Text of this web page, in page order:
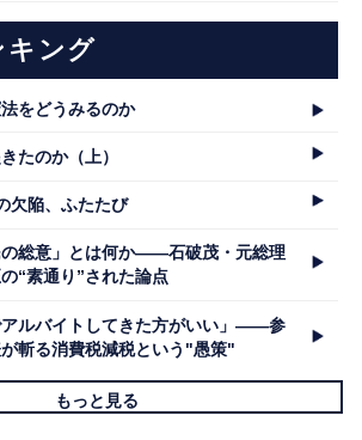
キング
をどうみるのか
たのか（上）
欠陥、ふたたび
の総意」とは何か――石破茂・元総理
“素通り”された論点
アルバイトしてきた方がいい」――参
斬る消費税減税という"愚策"
もっと見る